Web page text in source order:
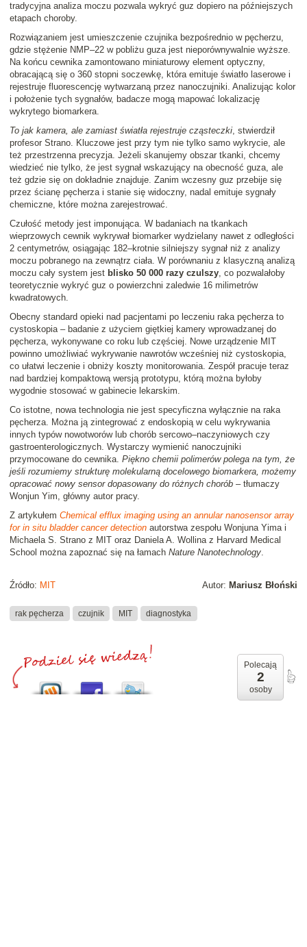
tradycyjna analiza moczu pozwala wykryć guz dopiero na późniejszych
etapach choroby.
Rozwiązaniem jest umieszczenie czujnika bezpośrednio w pęcherzu,
gdzie stężenie NMP–22 w pobliżu guza jest nieporównywalnie wyższe.
Na końcu cewnika zamontowano miniaturowy element optyczny,
obracającą się o 360 stopni soczewkę, która emituje światło laserowe i
rejestruje fluorescencję wytwarzaną przez nanoczujniki. Analizując kolor
i położenie tych sygnałów, badacze mogą mapować lokalizację
wykrytego biomarkera.
To jak kamera, ale zamiast światła rejestruje cząsteczki, stwierdził
profesor Strano. Kluczowe jest przy tym nie tylko samo wykrycie, ale
też przestrzenna precyzja. Jeżeli skanujemy obszar tkanki, chcemy
wiedzieć nie tylko, że jest sygnał wskazujący na obecność guza, ale
też gdzie się on dokładnie znajduje. Zanim wczesny guz przebije się
przez ścianę pęcherza i stanie się widoczny, nadal emituje sygnały
chemiczne, które można zarejestrować.
Czułość metody jest imponująca. W badaniach na tkankach
wieprzowych cewnik wykrywał biomarker wydzielany nawet z odległości
2 centymetrów, osiągając 182–krotnie silniejszy sygnał niż z analizy
moczu pobranego na zewnątrz ciała. W porównaniu z klasyczną analizą
moczu cały system jest blisko 50 000 razy czulszy, co pozwalałoby
teoretycznie wykryć guz o powierzchni zaledwie 16 milimetrów
kwadratowych.
Obecny standard opieki nad pacjentami po leczeniu raka pęcherza to
cystoskopia – badanie z użyciem giętkiej kamery wprowadzanej do
pęcherza, wykonywane co roku lub częściej. Nowe urządzenie MIT
powinno umożliwiać wykrywanie nawrotów wcześniej niż cystoskopia,
co ułatwi leczenie i obniży koszty monitorowania. Zespół pracuje teraz
nad bardziej kompaktową wersją prototypu, którą można byłoby
wygodnie stosować w gabinecie lekarskim.
Co istotne, nowa technologia nie jest specyficzna wyłącznie na raka
pęcherza. Można ją zintegrować z endoskopią w celu wykrywania
innych typów nowotworów lub chorób sercowo–naczyniowych czy
gastroenterologicznych. Wystarczy wymienić nanoczujniki
przymocowane do cewnika. Piękno chemii polimerów polega na tym, że
jeśli rozumiemy strukturę molekularną docelowego biomarkera, możemy
opracować nowy sensor dopasowany do różnych chorób – tłumaczy
Wonjun Yim, główny autor pracy.
Z artykułem Chemical efflux imaging using an annular nanosensor array
for in situ bladder cancer detection autorstwa zespołu Wonjuna Yima i
Michaela S. Strano z MIT oraz Daniela A. Wollina z Harvard Medical
School można zapoznać się na łamach Nature Nanotechnology.
Autor: Mariusz Błoński
Źródło: MIT
rak pęcherza czujnik MIT diagnostyka
Polecają
2
osoby